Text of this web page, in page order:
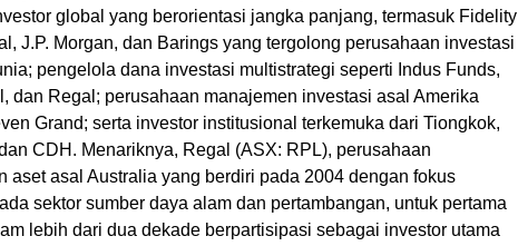
global yang berorientasi jangka panjang, termasuk Fidelity
J.P. Morgan, dan Barings yang tergolong perusahaan investasi
pengelola dana investasi multistrategi seperti Indus Funds,
dan Regal; perusahaan manajemen investasi asal Amerika
Grand; serta investor institusional terkemuka dari Tiongkok,
CDH. Menariknya, Regal (ASX: RPL), perusahaan
aset asal Australia yang berdiri pada 2004 dengan fokus
sektor sumber daya alam dan pertambangan, untuk pertama
lebih dari dua dekade berpartisipasi sebagai investor utama